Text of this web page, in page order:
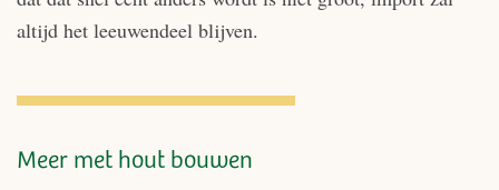
altijd het leeuwendeel blijven.
Meer met hout bouwen